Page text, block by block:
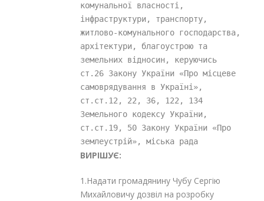
комунальної власності,
інфраструктури, транспорту,
житлово-комунального господарства,
архітектури, благоустрою та
земельних відносин, керуючись
ст.26 Закону України «Про місцеве
самоврядування в Україні»,
ст.ст.12, 22, 36, 122, 134
Земельного кодексу України,
ст.ст.19, 50 Закону України «Про
землеустрій», міська рада
ВИРІШУЄ:
1.Надати громадянину Чубу Сергію
Михайловичу дозвіл на розробку